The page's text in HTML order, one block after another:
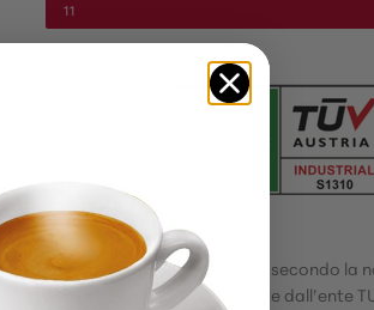
11
Le cialde sono compostabili secondo la
13432:2002 e sono certificate dall’ente